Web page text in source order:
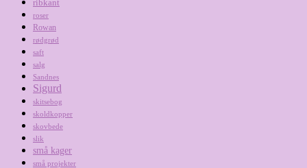
ribkant
roser
Rowan
rødgrød
saft
salg
Sandnes
Sigurd
skitsebog
skoldkopper
skovbede
slik
små kager
små projekter